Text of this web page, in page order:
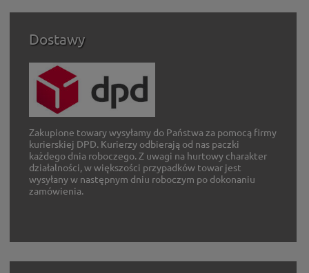
Dostawy
Zakupione towary wysyłamy do Państwa za pomocą firmy
kurierskiej DPD. Kurierzy odbierają od nas paczki
każdego dnia roboczego. Z uwagi na hurtowy charakter
działalności, w większości przypadków towar jest
wysyłany w następnym dniu roboczym po dokonaniu
zamówienia.